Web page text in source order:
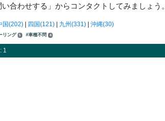
合わせする」からコンタクトしてみましょう。
国(202)| 四国(121)| 九州(331)| 沖縄(30)
リング 5 #車種不問 4
1